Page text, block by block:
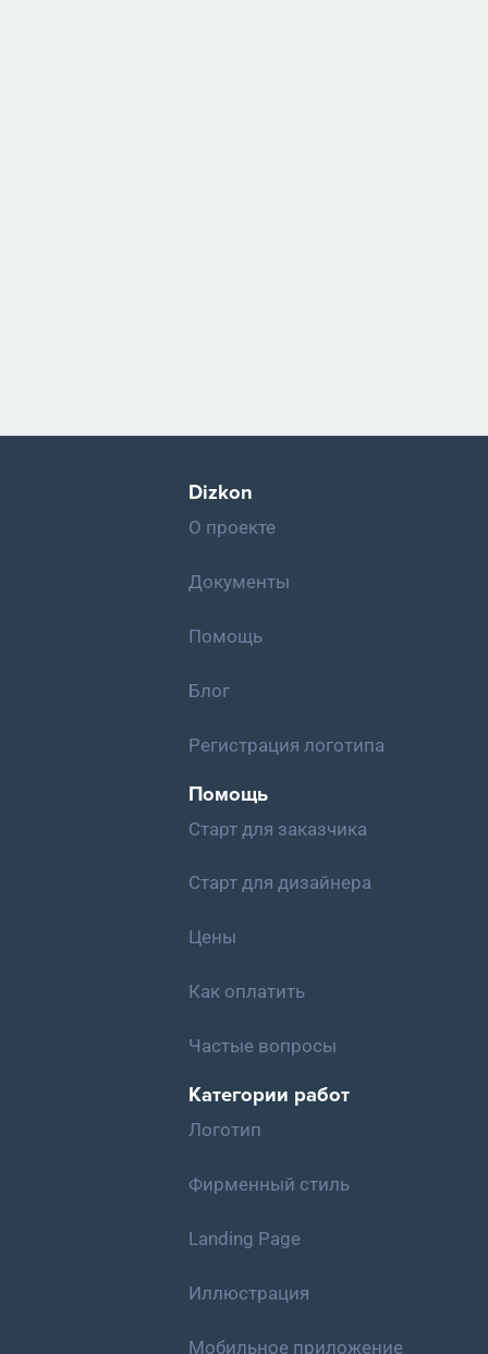
Dizkon
О проекте
Документы
Помощь
Блог
Регистрация логотипа
Помощь
Старт для заказчика
Старт для дизайнера
Цены
Как оплатить
Частые вопросы
Категории работ
Логотип
Фирменный стиль
Landing Page
Иллюстрация
Мобильное приложение